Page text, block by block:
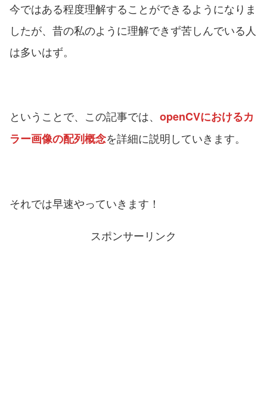
今ではある程度理解することができるようになりま
したが、昔の私のように理解できず苦しんでいる人
は多いはず。
ということで、この記事では、 openCVにおけるカ
ラー画像の配列概念を詳細に説明していきます。
それでは早速やっていきます！
スポンサーリンク